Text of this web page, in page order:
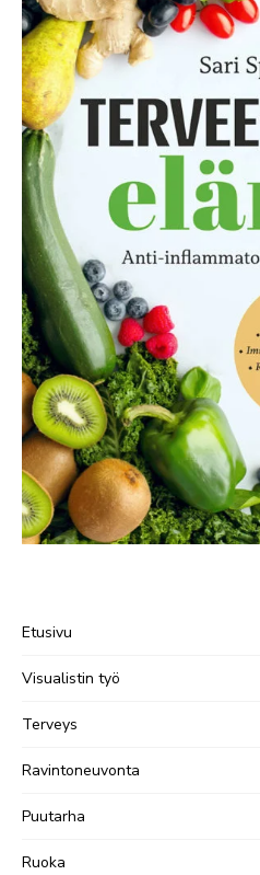
Etusivu
Visualistin työ
Terveys
Ravintoneuvonta
Puutarha
Ruoka